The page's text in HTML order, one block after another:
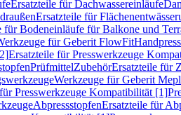
Ersatzteile für Dachwassereinläufe
Ersatzteile für
für Bodeneinläufe für Balkone und
für Geberit FlowFit
Ersatzteile für Presswerkzeuge
PrüfmittelZubehörErsatzteile für
Werkzeuge für Geberit
Presswerkzeuge Kompatibilität [1]
AbpressstopfenErsatzteile für